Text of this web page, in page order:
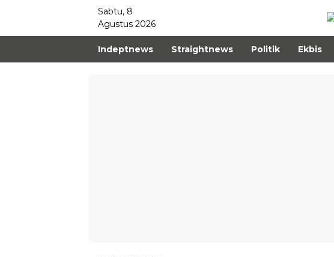
Sabtu, 8
Agustus 2026
Indeptnews Straightnews Politik Ekbis